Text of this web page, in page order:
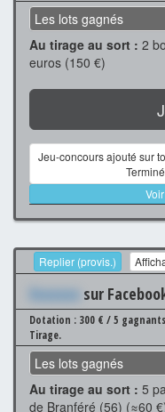
Les lots gagnés
Au tirage au sort : 2
euros (150 €)
Jeu-concours ajouté sur
Replier (provis.)
Xxxxxxx sur
Dotation : 300 € / 5
Tirage.
Les lots gagnés
Au tirage au sort : 5
de Branféré (56) (≈60